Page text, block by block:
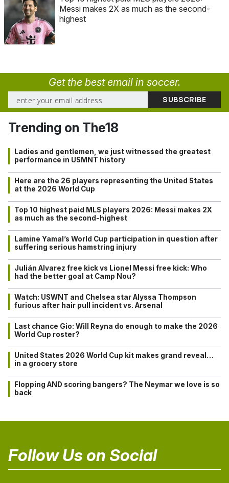
Messi makes 2X as much as the second-
highest
Get the best email in soccer.
Trending on The18
Ladies and gentlemen, we just witnessed the greatest
performance in USMNT history
Here are the 26 players representing the United States
at the 2026 World Cup
Top 10 highest paid MLS players 2026: Messi makes 2X
as much as the second-highest
Lamine Yamal’s World Cup participation in question after
suffering serious hamstring injury
Julián Alvarez free kick vs Lionel Messi free kick: Who
had the better goal at Camp Nou?
Watch: USWNT and Chelsea star Alyssa Thompson
furious after hair pull incident vs. Arsenal
Last chance Gio: Will Reyna do enough to make the 2026
World Cup roster?
United States 2026 World Cup kit makes grand reveal…
in a grocery store
Flopping AND scoring bangers? The Neymar we love is so
back
Follow Us on Social